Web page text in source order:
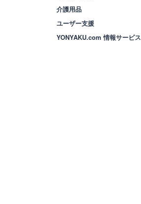
介護用品
ユーザー支援
YONYAKU.com 情報サービス